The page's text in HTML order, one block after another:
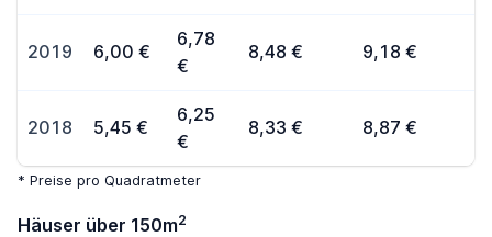
2019 6,00 €
6,78
€
8,48 € 9,18 €
2018 5,45 €
6,25
€
8,33 € 8,87 €
* Preise pro Quadratmeter
Häuser über 150m2